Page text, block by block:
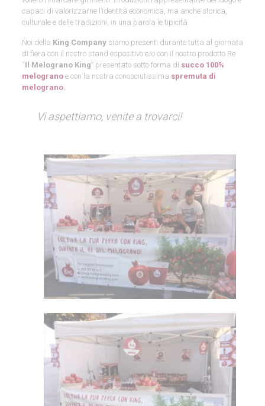
capaci di valorizzarne l’identità economica, ma anche storica,
culturale e delle tradizioni, in una parola le tipicità.
Noi della King Companysiamo presenti durante tutta al giornata
di fiera con il nostro stand espositivo e/o con il nostro prodotto Re
“Il Melograno King” presentato sotto forma di succo 100%
melograno e con la nostra conosciutissima spremuta di
melograno.
Vi aspettiamo, venite a trovarci!